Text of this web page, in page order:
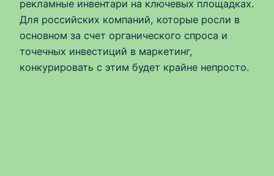
рекламные инвентари на ключевых площадках.
Для российских компаний, которые росли в
основном за счет органического спроса и
точечных инвестиций в маркетинг,
конкурировать с этим будет крайне непросто.